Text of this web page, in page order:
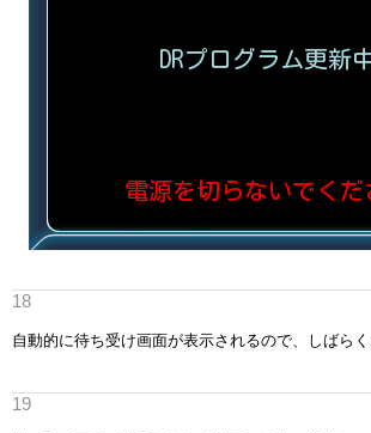
自動的に待ち受け画面が表示されるので、しばらく